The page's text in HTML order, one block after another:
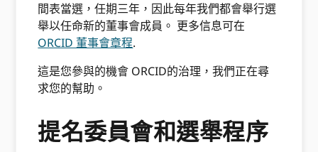
間表當選，任期三年，因此每年我們都會舉行選
舉以任命新的董事會成員。 更多信息可在
ORCID 董事會章程.
這是您參與的機會 ORCID的治理，我們正在尋
求您的幫助。
提名委員會和選舉程序